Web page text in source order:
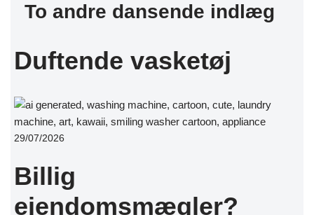
To andre dansende indlæg
Duftende vasketøj
29/07/2026
Billig
ejendomsmægler?